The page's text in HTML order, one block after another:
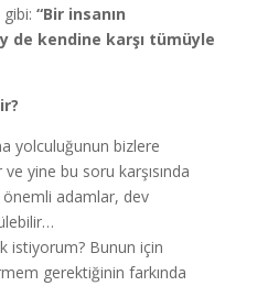
“Bir insanın
de kendine karşı tümüyle
yolculuğunun bizlere
yine bu soru karşısında
adamlar, dev
istiyorum? Bunun için
gerektiğinin farkında